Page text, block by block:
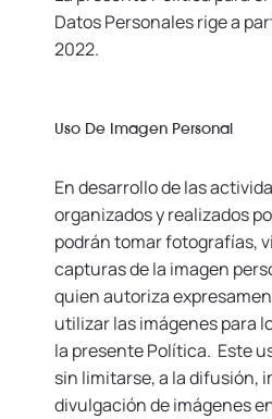
Datos Personales rige a
2022.
Uso De Imagen Personal
En desarrollo de las
organizados y realizados
podrán tomar fotografías,
capturas de la imagen
quien autoriza
utilizar las imágenes para
la presente Política. Este
sin limitarse, a la difusión,
divulgación de imágenes